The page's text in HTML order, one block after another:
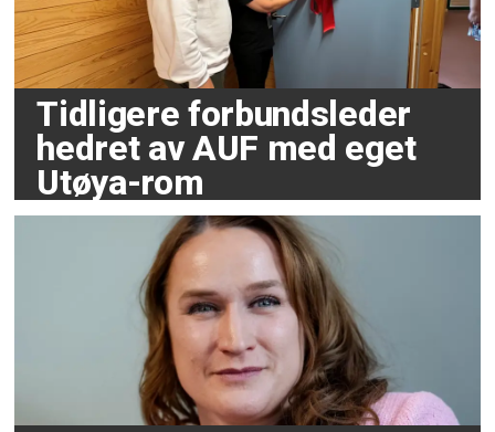
Tidligere forbundsleder
hedret av AUF med eget
Utøya-rom